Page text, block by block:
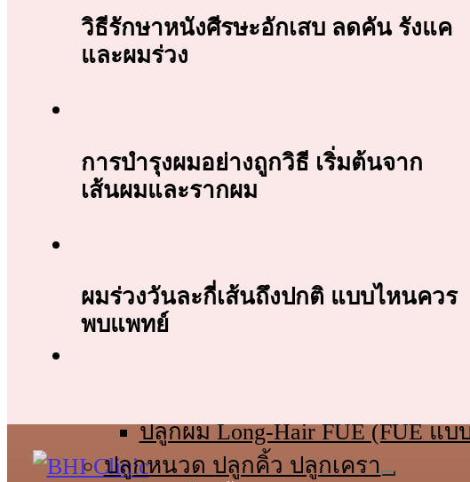
โปรโมชั่น
บทความ
หน้าหลัก
ปลูกผมถาวร
ปลูกผม FUT (แบบกรีด)
ปลูกผม Non-Shaven FUE (FUE
ปลูกผม Long-Hair FUE (FUE แบ
ปลูกหนวด ปลูกคิ้ว ปลูกเครา
วิธีรักษาหนังศีรษะอักเสบ ลดคัน รังแค
และผมร่วง
การบำรุงผมอย่างถูกวิธี เริ่มต้นจาก
เส้นผมและรากผม
ผมร่วงวันละกี่เส้นถึงปกติ แบบไหนควร
พบแพทย์